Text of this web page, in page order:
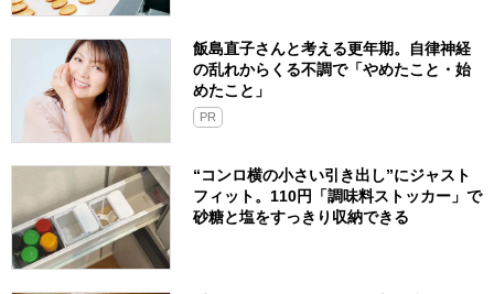
飯島直子さんと考える更年期。自律神経
の乱れからくる不調で「やめたこと・始
めたこと」
PR
“コンロ横の小さい引き出し”にジャスト
フィット。110円「調味料ストッカー」で
砂糖と塩をすっきり収納できる